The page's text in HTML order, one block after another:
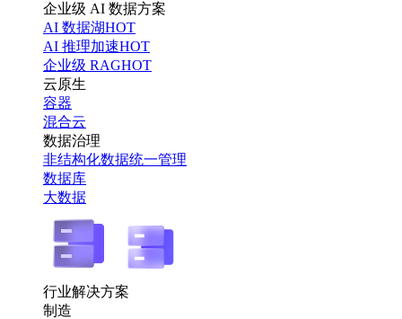
企业级 AI 数据方案
AI 数据湖HOT
AI 推理加速HOT
企业级 RAGHOT
云原生
容器
混合云
数据治理
非结构化数据统一管理
数据库
大数据
行业解决方案
制造